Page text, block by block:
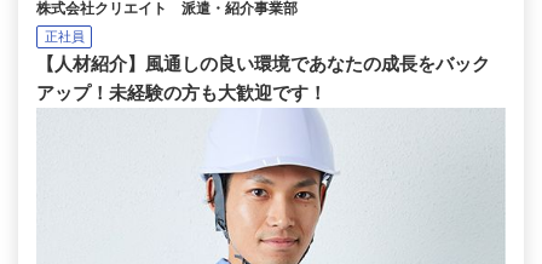
株式会社クリエイト 派遣・紹介事業部
正社員
【人材紹介】風通しの良い環境であなたの成長をバック
アップ！未経験の方も大歓迎です！